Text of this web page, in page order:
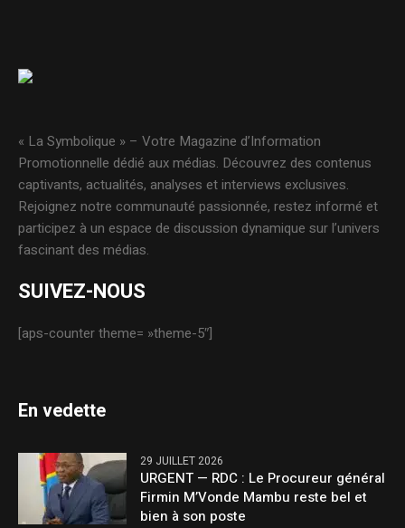
« La Symbolique » – Votre Magazine d’Information
Promotionnelle dédié aux médias. Découvrez des contenus
captivants, actualités, analyses et interviews exclusives.
Rejoignez notre communauté passionnée, restez informé et
participez à un espace de discussion dynamique sur l’univers
fascinant des médias.
SUIVEZ-NOUS
[aps-counter theme= »theme-5″]
En vedette
29 JUILLET 2026
URGENT — RDC : Le Procureur général
Firmin M’Vonde Mambu reste bel et
bien à son poste